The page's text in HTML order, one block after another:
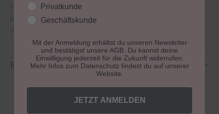
Hochwertiger Kunsthaarpinsel mit exklusiven
schwarz lackiertem Griff für die Verarbeitung
Bewertungen
Kundengruppe
Privatkunde
Geschäftskunde
Mit der Anmeldung erhältst du unseren Newsletter
und bestätigst unsere AGB. Du kannst deine
Einwilligung jederzeit für die Zukunft widerrufen.
Mehr Infos zum Datenschutz findest du auf unserer
Website.
JETZT ANMELDEN